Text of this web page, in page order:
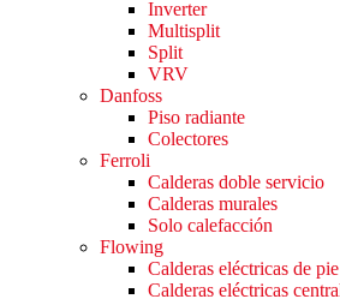
Inverter
Multisplit
Split
VRV
Danfoss
Piso radiante
Colectores
Ferroli
Calderas doble servicio
Calderas murales
Solo calefacción
Flowing
Calderas eléctricas de pie
Calderas eléctricas